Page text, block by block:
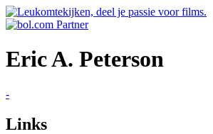
Eric A. Peterson
-
Links